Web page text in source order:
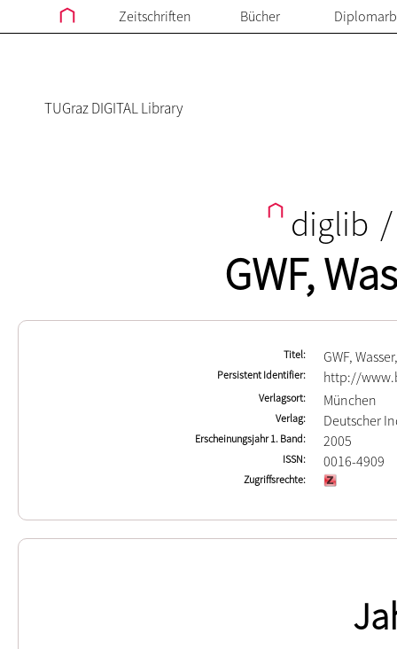
Zeitschriften Bücher
TUGraz DIGITAL Library
diglib /
GWF,
Titel GWF,
Persistent Identifier http://
Verlagsort München
Verlag Deutscher
Erscheinungsjahr 1. Band 2005
ISSN 0016-4909
Zugriffsrechte